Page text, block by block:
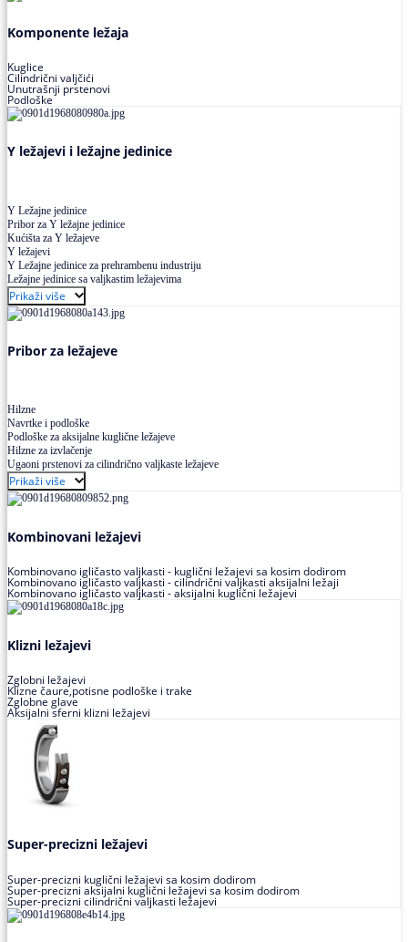
Komponente ležaja
Kuglice
Cilindrični valjčići
Unutrašnji prstenovi
Podloške
Y ležajevi i ležajne jedinice
Y Ležajne jedinice
Pribor za Y ležajne jedinice
Kućišta za Y ležajeve
Y ležajevi
Y Ležajne jedinice za prehrambenu industriju
Ležajne jedinice sa valjkastim ležajevima
Prikaži više
Pribor za ležajeve
Hilzne
Navrtke i podloške
Podloške za aksijalne kuglične ležajeve
Hilzne za izvlačenje
Ugaoni prstenovi za cilindrično valjkaste ležajeve
Prikaži više
Kombinovani ležajevi
Kombinovano igličasto valjkasti - kuglični ležajevi sa kosim dodirom
Kombinovano igličasto valjkasti - cilindrični valjkasti aksijalni ležaji
Kombinovano igličasto valjkasti - aksijalni kuglični ležajevi
Klizni ležajevi
Zglobni ležajevi
Klizne čaure,potisne podloške i trake
Zglobne glave
Aksijalni sferni klizni ležajevi
Super-precizni ležajevi
Super-precizni kuglični ležajevi sa kosim dodirom
Super-precizni aksijalni kuglični ležajevi sa kosim dodirom
Super-precizni cilindrični valjkasti ležajevi